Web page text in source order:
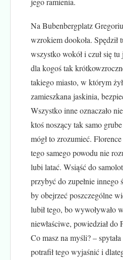
Na Bubenbergplatz
wzrokiem dookoła. Spędził
wszystko wokół i czuł się
dla kogoś tak
takiego miasto, w którym
zamieszkana jaskinia,
Wszystko inne oznaczało
ktoś noszący tak samo
mógł to zrozumieć.
tego samego powodu nie
lubi latać. Wsiąść do
przybyć do zupełnie innego
by obejrzeć poszczególne
lubił tego, bo wywoływało
niewłaściwe, powiedział do
Co masz na myśli? –
potrafił tego wyjaśnić i